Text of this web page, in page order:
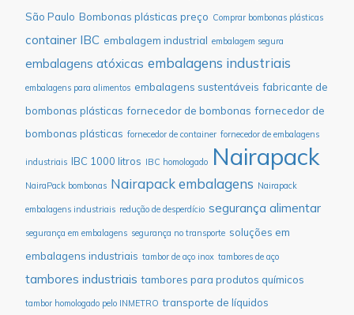
São Paulo Bombonas plásticas preço Comprar bombonas plásticas
container IBC embalagem industrial embalagem segura
embalagens atóxicas embalagens industriais
embalagens para alimentos embalagens sustentáveis fabricante de
bombonas plásticas fornecedor de bombonas fornecedor de
bombonas plásticas fornecedor de container fornecedor de embalagens
industriais IBC 1000 litros IBC homologado Nairapack
NairaPack bombonas Nairapack embalagens Nairapack
embalagens industriais redução de desperdício segurança alimentar
segurança em embalagens segurança no transporte soluções em
embalagens industriais tambor de aço inox tambores de aço
tambores industriais tambores para produtos químicos
tambor homologado pelo INMETRO transporte de líquidos